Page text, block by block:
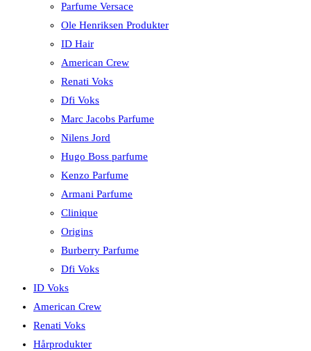
Parfume Versace
Ole Henriksen Produkter
ID Hair
American Crew
Renati Voks
Dfi Voks
Marc Jacobs Parfume
Nilens Jord
Hugo Boss parfume
Kenzo Parfume
Armani Parfume
Clinique
Origins
Burberry Parfume
Dfi Voks
ID Voks
American Crew
Renati Voks
Hårprodukter